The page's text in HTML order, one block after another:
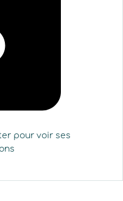
pour voir ses